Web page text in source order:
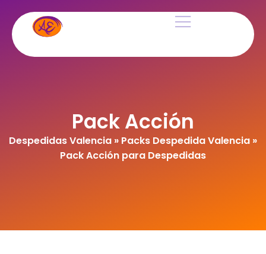
Pack Acción
Despedidas Valencia » Packs Despedida Valencia »
Pack Acción para Despedidas